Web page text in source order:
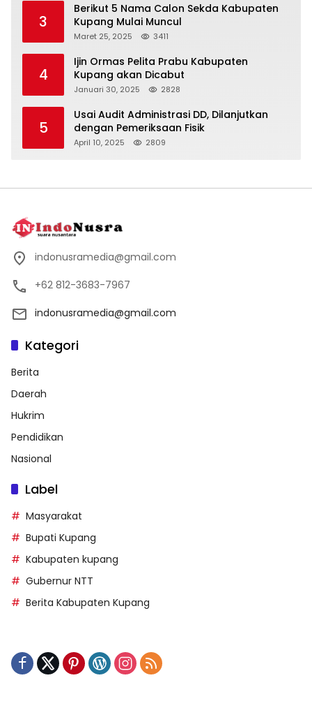
3
Berikut 5 Nama Calon Sekda Kabupaten
Kupang Mulai Muncul
Maret 25, 2025 3411
4
Ijin Ormas Pelita Prabu Kabupaten
Kupang akan Dicabut
Januari 30, 2025 2828
5
Usai Audit Administrasi DD, Dilanjutkan
dengan Pemeriksaan Fisik
April 10, 2025 2809
indonusramedia@gmail.com
+62 812-3683-7967
indonusramedia@gmail.com
Kategori
Berita
Daerah
Hukrim
Pendidikan
Nasional
Label
Masyarakat
Bupati Kupang
Kabupaten kupang
Gubernur NTT
Berita Kabupaten Kupang